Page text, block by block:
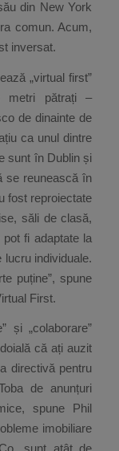
din New York
comun. Acum,
inversat.
„virtual first”
metri pătrați –
de dinainte de
ca unul dintre
sunt în Dublin și
se reunească în
fost reproiectate
săli de clasă,
fi adaptate la
lucru individuale.
puține”, spune
First.
și „colaborare”
că ați auzit
directivă pentru
de anunțuri
spune Phil
imobiliare